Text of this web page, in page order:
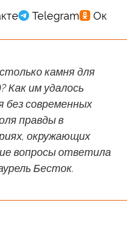
камня для
Как им удалось
без современных
правды в
окружающих
вопросы ответила
Бесток.